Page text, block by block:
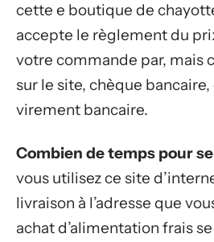
cette e boutique de
accepte le règlement du
votre commande par, mais
sur le site, chèque
virement bancaire.
Combien de temps pour
vous utilisez ce site
livraison à l’adresse que
achat d’alimentation frais